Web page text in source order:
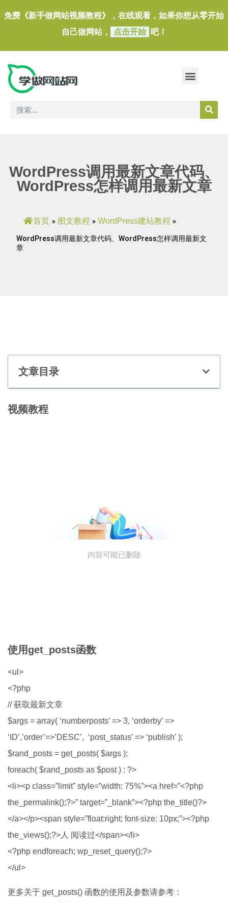
免费《新手做网站视频教程》，在线观看，如果你想从零开始
自己做网站，
点击开始 吧！
WordPress调用最新文章代码、
WordPress怎样调用最新文章
首页 » 图文教程 » WordPress建站教程 »
WordPress调用最新文章代码、WordPress怎样调用最新文
章
文章目录
视频教程
使用get_posts函数
<ul>
<?php
// 获取最新文章
$args = array( ‘numberposts’ => 3, ‘orderby’ =>
‘ID’,’order’=>’DESC’, ‘post_status’ => ‘publish’ );
$rand_posts = get_posts( $args );
foreach( $rand_posts as $post ) : ?>
<li><p class=”limit” style=”width: 75%”><a href=”<?php
the_permalink();?>” target=”_blank”><?php the_title()?>
</a></p><span style=”float:right; font-size: 10px;”><?php
the_views();?>人 阅读过</span></li>
<?php endforeach; wp_reset_query();?>
</ul>
更多关于 get_posts() 函数的使用及参数请参考：